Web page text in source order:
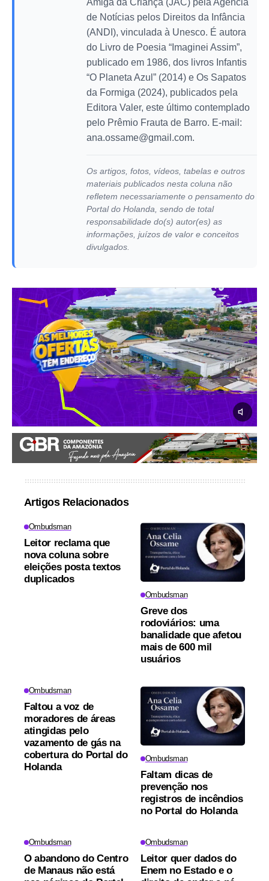
Amiga da Criança (JAC) pela Agência
de Notícias pelos Direitos da Infância
(ANDI), vinculada à Unesco. É autora
do Livro de Poesia “Imaginei Assim”,
publicado em 1986, dos livros Infantis
“O Planeta Azul” (2014) e Os Sapatos
da Formiga (2024), publicados pela
Editora Valer, este último contemplado
pelo Prêmio Frauta de Barro. E-mail:
ana.ossame@gmail.com.
Os artigos, fotos, vídeos, tabelas e outros
materiais publicados nesta coluna não
refletem necessariamente o pensamento do
Portal do Holanda, sendo de total
responsabilidade do(s) autor(es) as
informações, juízos de valor e conceitos
divulgados.
Artigos Relacionados
Ombudsman
Leitor reclama que
nova coluna sobre
eleições posta textos
duplicados
Ombudsman
Greve dos
rodoviários: uma
banalidade que afetou
mais de 600 mil
usuários
Ombudsman
Faltou a voz de
moradores de áreas
atingidas pelo
vazamento de gás na
cobertura do Portal do
Holanda
Ombudsman
Faltam dicas de
prevenção nos
registros de incêndios
no Portal do Holanda
Ombudsman
O abandono do Centro
de Manaus não está
Ombudsman
Leitor quer dados do
Enem no Estado e o